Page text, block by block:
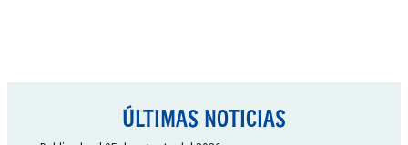
ÚLTIMAS NOTICIAS